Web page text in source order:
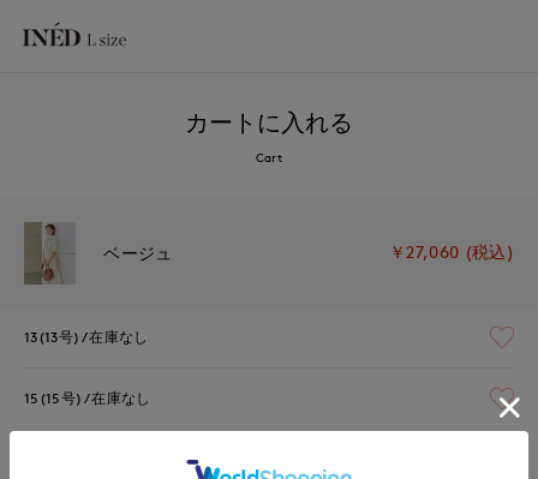
カートに入れる
Cart
ベージュ ￥27,060 (税込)
13(13号) 在庫なし
15(15号) 在庫なし